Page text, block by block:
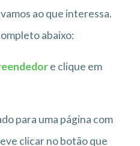
ao que interessa.
abaixo:
e clique em
para uma página com
clicar no botão que